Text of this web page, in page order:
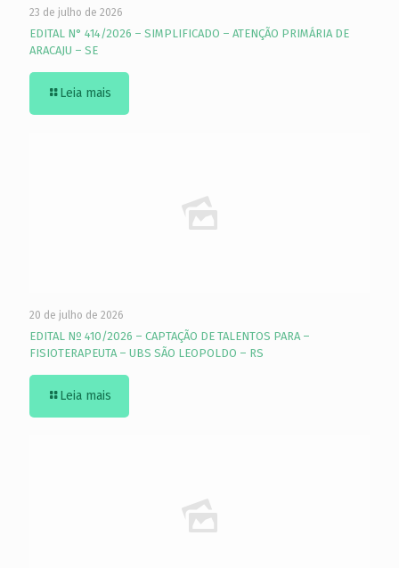
23 de julho de 2026
EDITAL N° 414/2026 – SIMPLIFICADO – ATENÇÃO PRIMÁRIA DE
ARACAJU – SE
Leia mais
20 de julho de 2026
EDITAL Nº 410/2026 – CAPTAÇÃO DE TALENTOS PARA –
FISIOTERAPEUTA – UBS SÃO LEOPOLDO – RS
Leia mais